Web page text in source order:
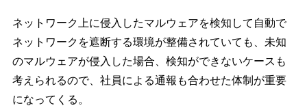
ネットワーク上に侵入したマルウェアを検知して自動で
ネットワークを遮断する環境が整備されていても、未知
のマルウェアが侵入した場合、検知ができないケースも
考えられるので、社員による通報も合わせた体制が重要
になってくる。